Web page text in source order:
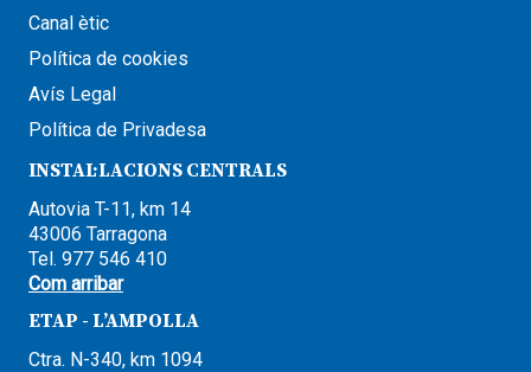
Canal ètic
Política de cookies
Avís Legal
Política de Privadesa
INSTAL·LACIONS CENTRALS
Autovia T-11, km 14
43006 Tarragona
Tel. 977 546 410
Com arribar
ETAP - L’AMPOLLA
Ctra. N-340, km 1094